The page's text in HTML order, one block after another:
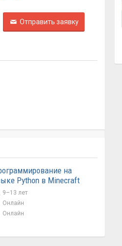
Отправить заявку
на
Python в Minecraft
9–13 лет
Онлайн
Онлайн